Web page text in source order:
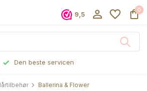
9,5
0
Den beste servicen
Ballerina & Flower